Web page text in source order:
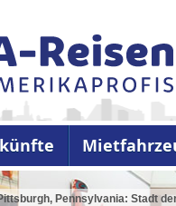
Pennsylvania: Stadt